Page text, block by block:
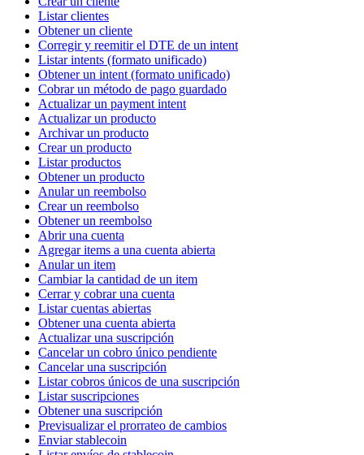
Listar clientes
Obtener un cliente
Corregir y reemitir el DTE de un intent
Listar intents (formato unificado)
Obtener un intent (formato unificado)
Cobrar un método de pago guardado
Actualizar un payment intent
Actualizar un producto
Archivar un producto
Crear un producto
Listar productos
Obtener un producto
Anular un reembolso
Crear un reembolso
Obtener un reembolso
Abrir una cuenta
Agregar items a una cuenta abierta
Anular un item
Cambiar la cantidad de un item
Cerrar y cobrar una cuenta
Listar cuentas abiertas
Obtener una cuenta abierta
Actualizar una suscripción
Cancelar un cobro único pendiente
Cancelar una suscripción
Listar cobros únicos de una suscripción
Listar suscripciones
Obtener una suscripción
Previsualizar el prorrateo de cambios
Enviar stablecoin